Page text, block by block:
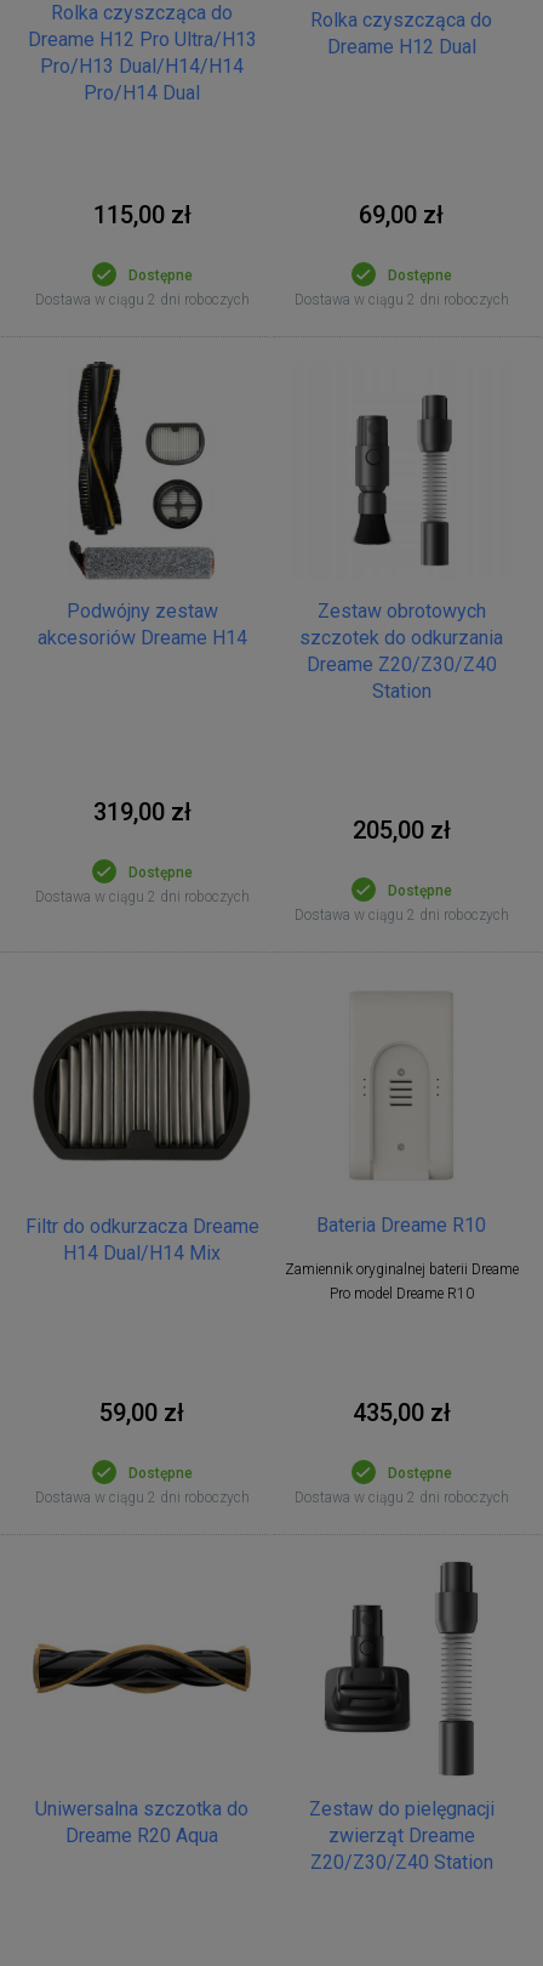
Rolka czyszcząca do
Dreame H12 Pro Ultra/H13
Pro/H13 Dual/H14/H14
Pro/H14 Dual
115,00 zł
Dostępne
Dostawa w ciągu 2 dni roboczych
Rolka czyszcząca do
Dreame H12 Dual
69,00 zł
Dostępne
Dostawa w ciągu 2 dni roboczych
Podwójny zestaw
akcesoriów Dreame H14
319,00 zł
Dostępne
Dostawa w ciągu 2 dni roboczych
Zestaw obrotowych
szczotek do odkurzania
Dreame Z20/Z30/Z40
Station
205,00 zł
Dostępne
Dostawa w ciągu 2 dni roboczych
Filtr do odkurzacza Dreame
H14 Dual/H14 Mix
59,00 zł
Dostępne
Dostawa w ciągu 2 dni roboczych
Bateria Dreame R10
Zamiennik oryginalnej baterii Dreame
Pro model Dreame R10
435,00 zł
Dostępne
Dostawa w ciągu 2 dni roboczych
Uniwersalna szczotka do
Dreame R20 Aqua
Zestaw do pielęgnacji
zwierząt Dreame
Z20/Z30/Z40 Station